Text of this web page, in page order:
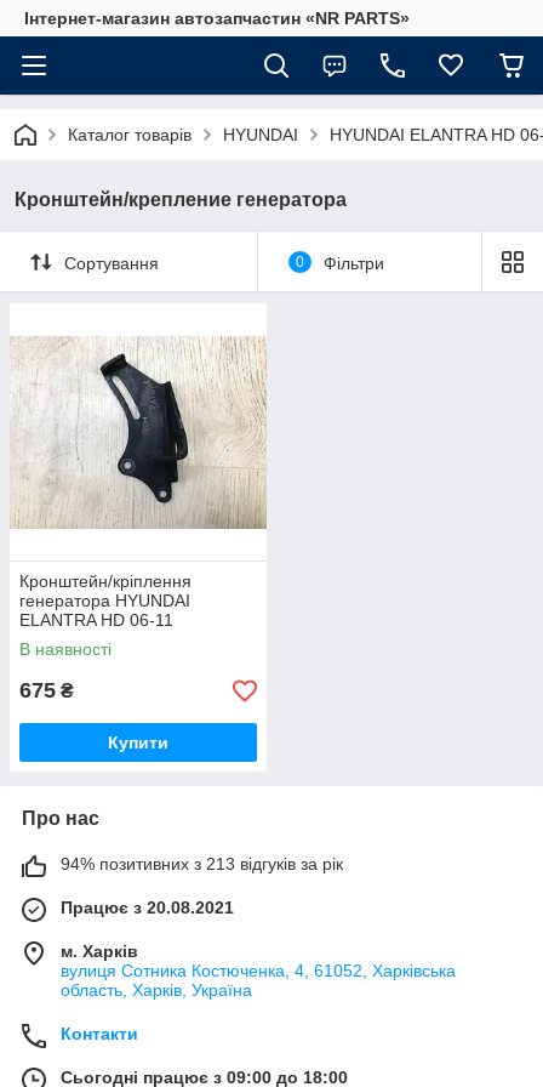
Інтернет-магазин автозапчастин «NR PARTS»
Каталог товарів HYUNDAI HYUNDAI ELANTRA HD
Кронштейн/крепление генератора
Сортування 0 Фільтри
Кронштейн/кріплення
генератора HYUNDAI
ELANTRA HD 06-11
3746023651
В наявності
675 ₴
Купити
Про нас
94% позитивних з 213 відгуків за рік
Працює з 20.08.2021
м. Харків
вулиця Сотника Костюченка, 4, 61052, Харківська
область, Харків, Україна
Контакти
Сьогодні працює з 09:00 до 18:00